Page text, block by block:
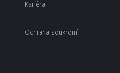
Kariéra
Ochrana soukromí